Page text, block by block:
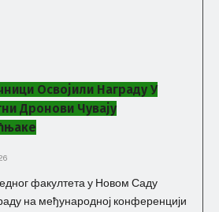
Освојили Награду У
Дронови Чувају
факултета у Новом Саду
на међународној конференцији